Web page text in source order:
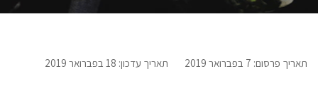
תאריך פרסום: 7 בפברואר 2019 תאריך עדכון: 18 בפברואר 2019